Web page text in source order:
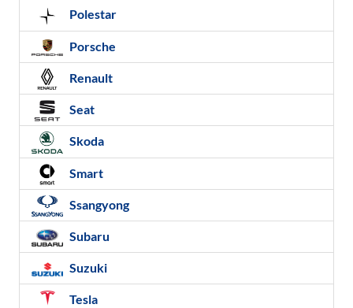
Polestar
Porsche
Renault
Seat
Skoda
Smart
Ssangyong
Subaru
Suzuki
Tesla